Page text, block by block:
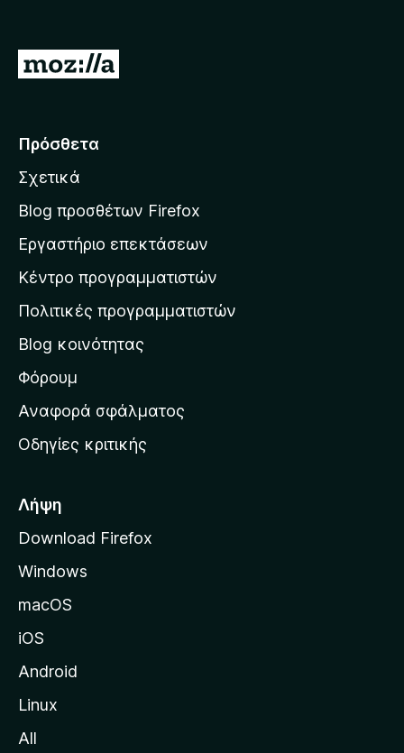
Μ
ά
α
σ
σ
τ
η
α
ρ
χ
κ
σ
λ
ί
τ
η
o
Πρόσθετα
Σχετικά
Blog προσθέτων Firefox
Εργαστήριο επεκτάσεων
Κέντρο προγραμματιστών
Πολιτικές προγραμματιστών
Blog κοινότητας
Φόρουμ
Αναφορά σφάλματος
Οδηγίες κριτικής
Λήψη
Download Firefox
Windows
macOS
iOS
Android
Linux
All